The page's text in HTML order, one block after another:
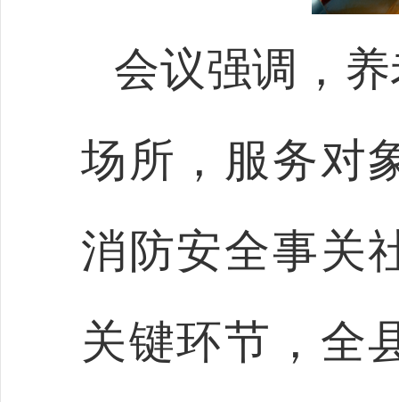
会议强调，
场所，服务对
消防安全事关
关键环节，全